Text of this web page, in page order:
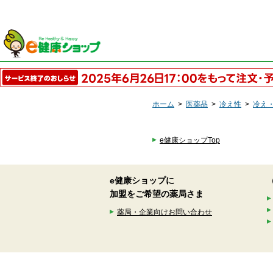
ホーム > 医薬品 > 冷え性 > 冷え
e健康ショップTop
e健康ショップに
加盟をご希望の薬局さま
薬局・企業向けお問い合わせ